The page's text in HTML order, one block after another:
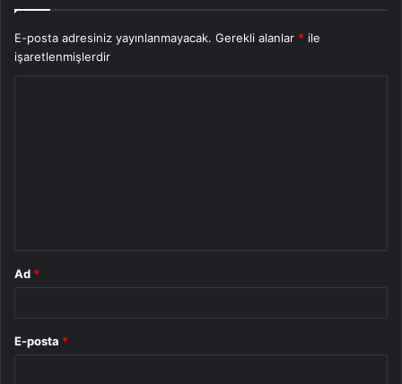
E-posta adresiniz yayınlanmayacak. Gerekli alanlar * ile
işaretlenmişlerdir
Ad *
E-posta *